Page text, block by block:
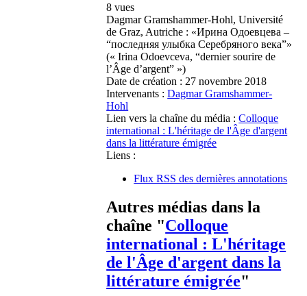
8 vues
Dagmar Gramshammer-Hohl, Université
de Graz, Autriche : «Ирина Одоевцева –
“последняя улыбка Серебряного века”»
(« Irina Odoevceva, “dernier sourire de
l’Âge d’argent” »)
Date de création : 27 novembre 2018
Intervenants : Dagmar Gramshammer-
Hohl
Lien vers la chaîne du média : Colloque
international : L'héritage de l'Âge d'argent
dans la littérature émigrée
Liens :
Flux RSS des dernières annotations
Autres médias dans la
chaîne "Colloque
international : L'héritage
de l'Âge d'argent dans la
littérature émigrée"